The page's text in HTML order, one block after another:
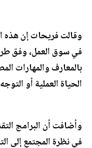
وقالت فريحات إن هذه
في سوق العمل، وفق
بالمعارف والمهارات
الحياة العملية أو
وأضافت أن البرامج
في نظرة المجتمع إلى